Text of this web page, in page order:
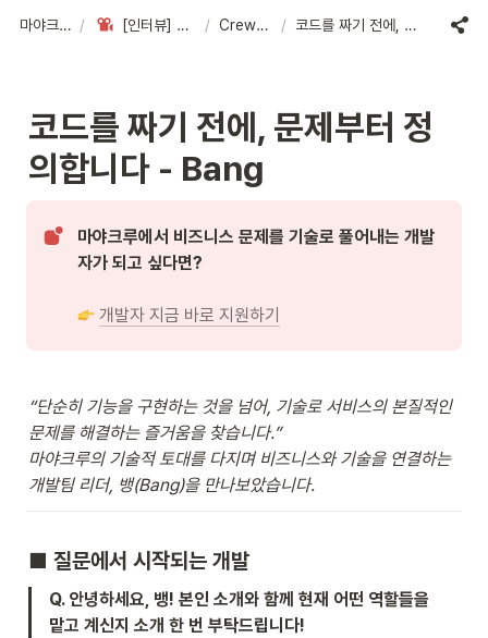
마야크루 채용 🦄 / [인터뷰] 마야크루 팀원들을 소개합니다 / Crew interview / 코드를 짜기 전에, 문제부터 정의합니다 - Bang
코드를 짜기 전에, 문제부터 정
의합니다 - Bang
마야크루에서 비즈니스 문제를 기술로 풀어내는 개발
자가 되고 싶다면?
개발자 지금 바로 지원하기
“단순히 기능을 구현하는 것을 넘어, 기술로 서비스의 본질적인
문제를 해결하는 즐거움을 찾습니다.”
마야크루의 기술적 토대를 다지며 비즈니스와 기술을 연결하는
개발팀 리더, 뱅(Bang)을 만나보았습니다.
■ 질문에서 시작되는 개발
Q. 안녕하세요, 뱅! 본인 소개와 함께 현재 어떤 역할들을
맡고 계신지 소개 한 번 부탁드립니다!